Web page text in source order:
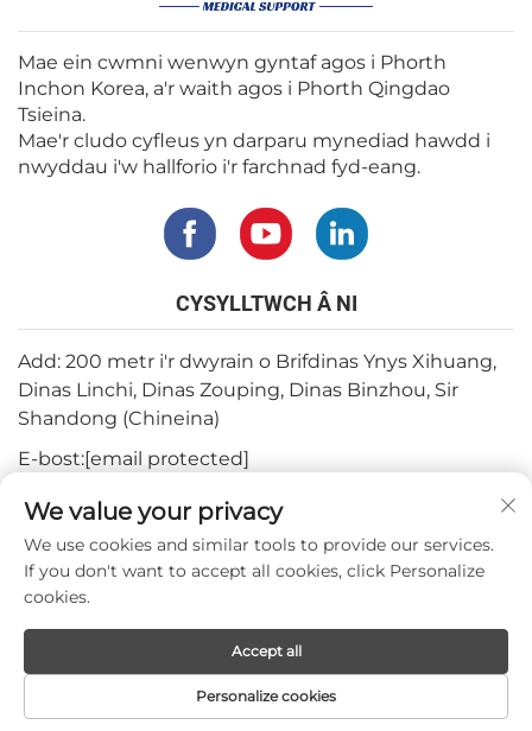
Mae ein cwmni wenwyn gyntaf agos i Phorth
Inchon Korea, a'r waith agos i Phorth Qingdao
Tsieina.
Mae'r cludo cyfleus yn darparu mynediad hawdd i
nwyddau i'w hallforio i'r farchnad fyd-eang.
CYSYLLTWCH Â NI
Add: 200 metr i'r dwyrain o Brifdinas Ynys Xihuang,
Dinas Linchi, Dinas Zouping, Dinas Binzhou, Sir
Shandong (Chineina)
E-bost:[email protected]
Ffôn:
+82-3180427370
Ffôn: +86-15564344404
Whatsapp:+82-1022396668
Hawlfraint © 2024 gan Mepro Medical Co.,Ltd.
We value your privacy
We use cookies and similar tools to provide our services.
If you don't want to accept all cookies, click Personalize
cookies.
Personalize cookies
Accept all